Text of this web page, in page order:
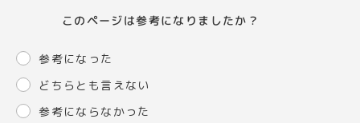
このページは参考になりましたか？
参考になった
どちらとも言えない
参考にならなかった